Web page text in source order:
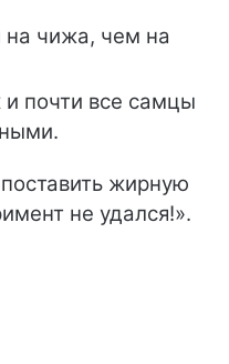
чижа, чем на
и почти все самцы
жирную
не удался!».